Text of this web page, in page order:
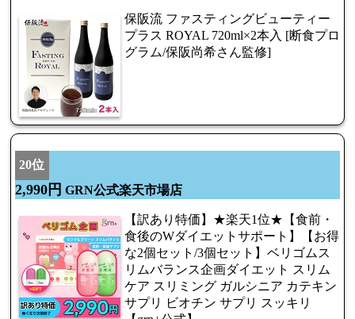
保阪流 ファスティングビューティー
プラス ROYAL 720ml×2本入 [断食プロ
グラム/保阪尚希さん監修]
20位
2,990円 GRN公式楽天市場店
【訳あり特価】★楽天1位★【食前・
食後のWダイエットサポート】【お得
な2個セット/3個セット】ベリゴムス
リムバランス企画ダイエット スリム
ケア スリミング ガルシニア カテキン
サプリ ビオチン サプリ スッキリ